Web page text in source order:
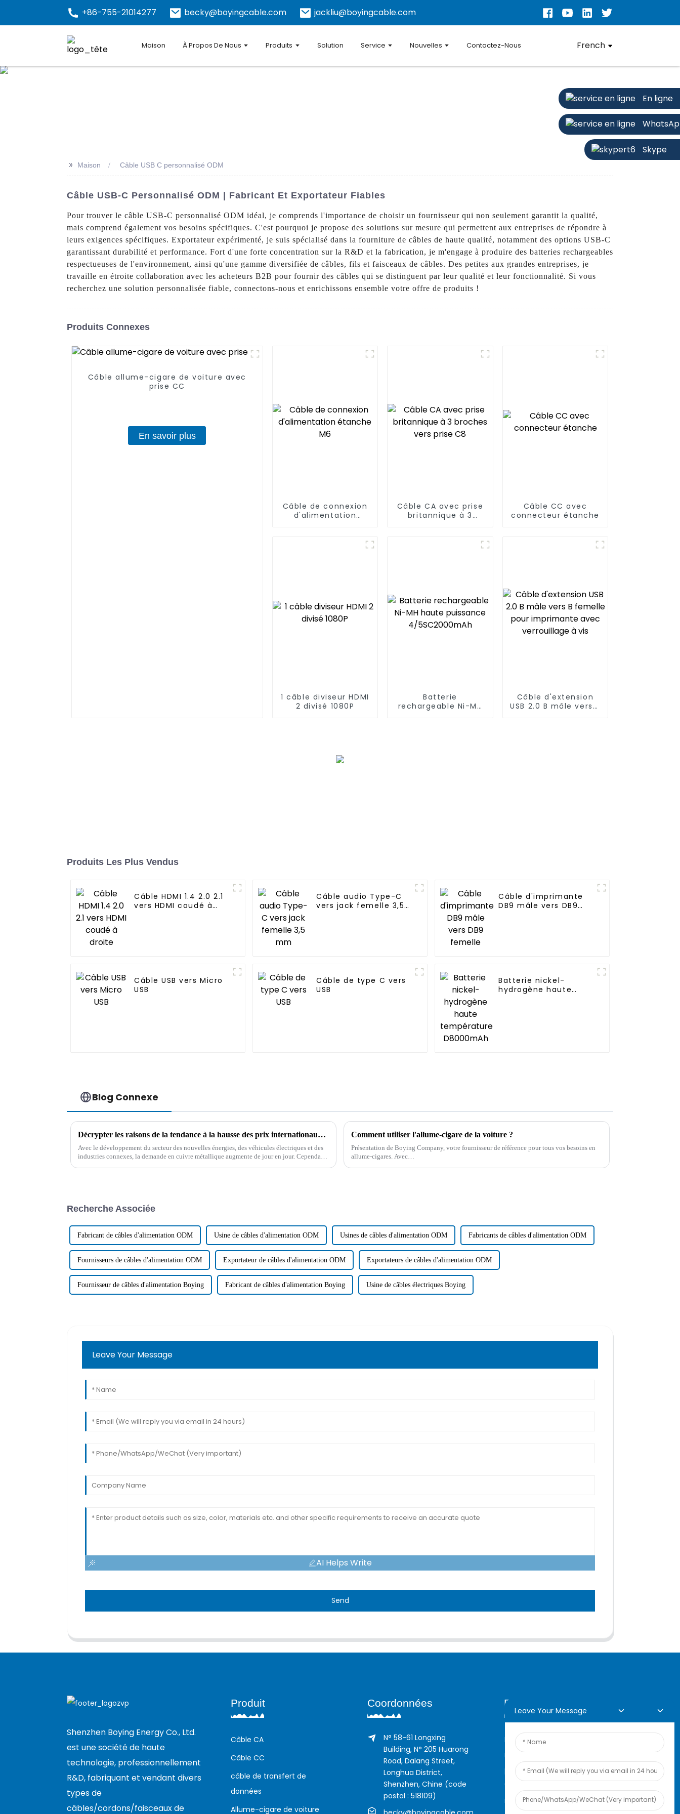
+86-755-21014277 becky@boyingcable.com jackliu@boyingcable.com
Maison À Propos De Nous Produits Solution Service Nouvelles Contactez-Nous French
En ligne
Skype
>> Maison Câble USB C personnalisé ODM
Câble USB-C Personnalisé ODM | Fabricant Et Exportateur Fiables
Pour trouver le câble USB-C personnalisé ODM idéal, je comprends l'importance de choisir un fournisseur qui non seulement garantit la qualité,
mais comprend également vos besoins spécifiques. C'est pourquoi je propose des solutions sur mesure qui permettent aux entreprises de répondre à
leurs exigences spécifiques. Exportateur expérimenté, je suis spécialisé dans la fourniture de câbles de haute qualité, notamment des options USB-C
garantissant durabilité et performance. Fort d'une forte concentration sur la R&D et la fabrication, je m'engage à produire des batteries rechargeables
respectueuses de l'environnement, ainsi qu'une gamme diversifiée de câbles, fils et faisceaux de câbles. Des petites aux grandes entreprises, je
travaille en étroite collaboration avec les acheteurs B2B pour fournir des câbles qui se distinguent par leur qualité et leur fonctionnalité. Si vous
recherchez une solution personnalisée fiable, connectons-nous et enrichissons ensemble votre offre de produits !
Produits Connexes
Câble allume-cigare de voiture avec
prise CC
En savoir plus
Câble de connexion
d'alimentation
Câble CA avec prise
britannique à 3
Câble CC avec
connecteur étanche
1 câble diviseur HDMI
2 divisé 1080P
Batterie
rechargeable Ni-MH
Câble d'extension
USB 2.0 B mâle vers B
Produits Les Plus Vendus
Câble HDMI 1.4 2.0 2.1
vers HDMI coudé à
Câble audio Type-C
vers jack femelle 3,5
Câble d'imprimante
DB9 mâle vers DB9
Câble USB vers Micro
USB
Câble de type C vers
USB
Batterie nickel-
hydrogène haute
Blog Connexe
Décrypter les raisons de la tendance à la hausse des prix internationaux du cuivre
Avec le développement du secteur des nouvelles énergies, des véhicules électriques et des
industries connexes, la demande en cuivre métallique augmente de jour en jour. Cependant,
Comment utiliser l'allume-cigare de la voiture ?
Présentation de Boying Company, votre fournisseur de référence pour tous vos besoins en
allume-cigares. Avec…
Recherche Associée
Fabricant de câbles d'alimentation ODM Usine de câbles d'alimentation ODM Usines de câbles d'alimentation ODM Fabricants de câbles d'alimentation ODM
Fournisseurs de câbles d'alimentation ODM Exportateur de câbles d'alimentation ODM Exportateurs de câbles d'alimentation ODM
Fournisseur de câbles d'alimentation Boying Fabricant de câbles d'alimentation Boying Usine de câbles électriques Boying
Leave Your Message
AI Helps Write
Send
Shenzhen Boying Energy Co., Ltd.
est une société de haute
technologie, professionnellement
R&D, fabriquant et vendant divers
types de
câbles/cordons/faisceaux de
Produit
Câble CA
Câble CC
câble de transfert de
données
Allume-cigare de voiture
Coordonnées
N° 58-61 Longxing
Building, N° 205 Huarong
Road, Dalang Street,
Longhua District,
Shenzhen, Chine (code
postal : 518109)
Demande En Ligne
Pour toute demande de
renseignements sur nos
produits ou notre liste de prix,
veuillez nous laisser votre e-
mail et nous vous
Leave Your Message